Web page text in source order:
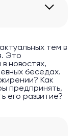
тем в
Это
новостях,
беседах.
Как
предпринять,
его развитие?